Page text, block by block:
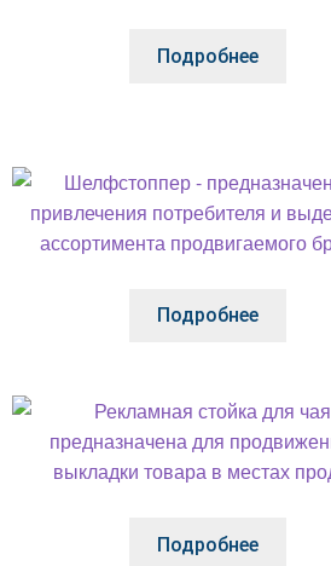
Подробнее
Подробнее
Подробнее